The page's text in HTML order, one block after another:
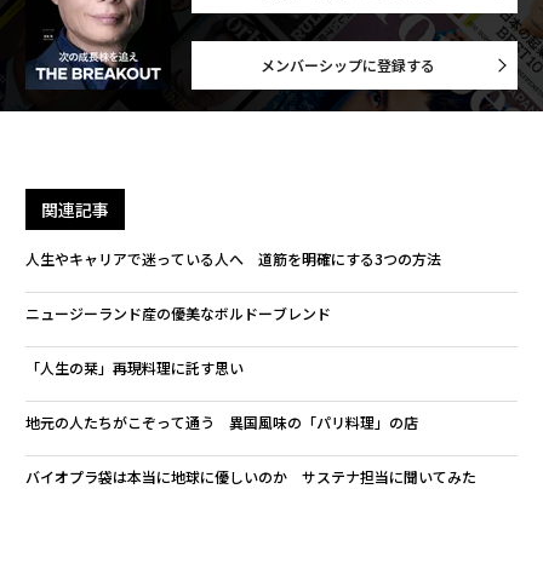
メンバーシップに登録する
関連記事
人生やキャリアで迷っている人へ 道筋を明確にする3つの方法
ニュージーランド産の優美なボルドーブレンド
「人生の栞」再現料理に託す思い
地元の人たちがこぞって通う 異国風味の「パリ料理」の店
バイオプラ袋は本当に地球に優しいのか サステナ担当に聞いてみた